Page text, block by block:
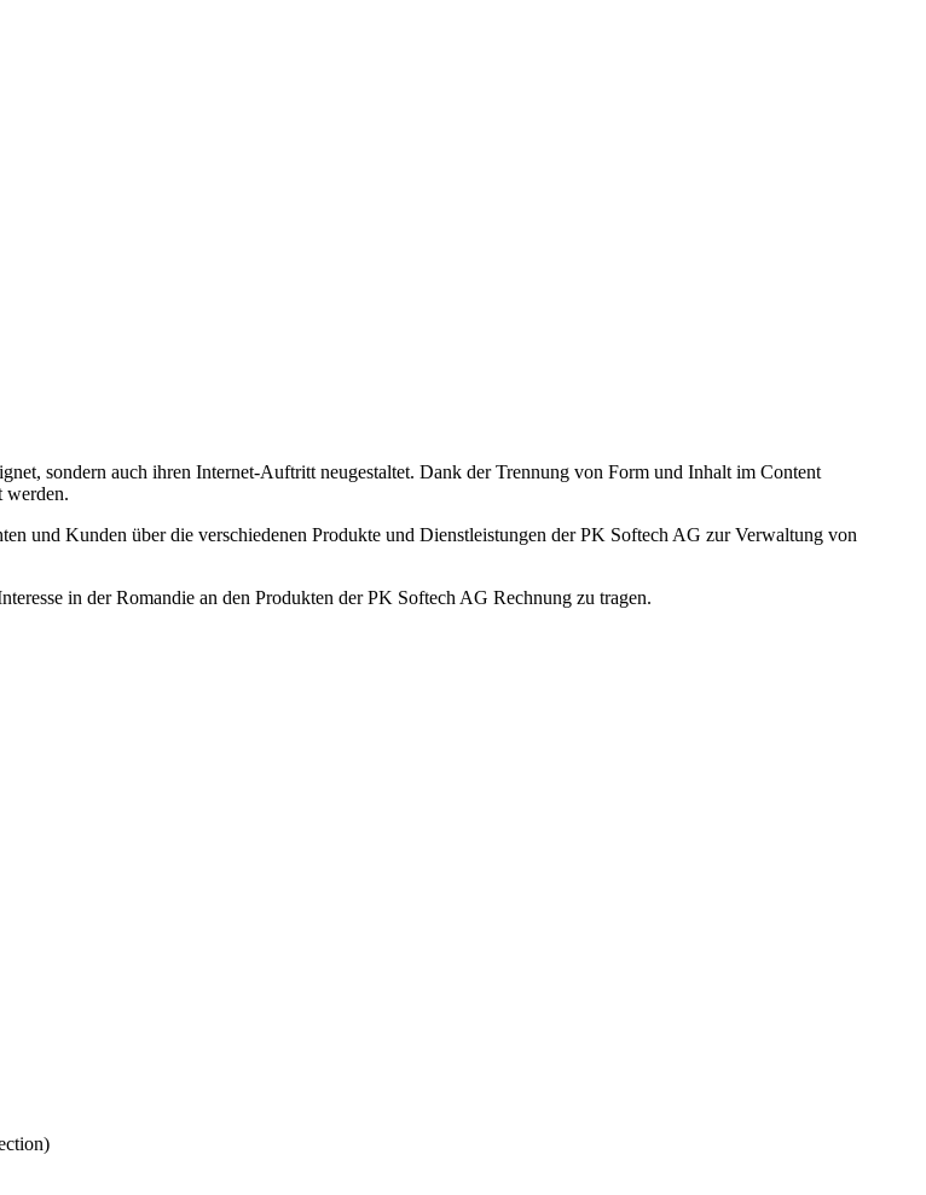
sondern auch ihren Internet-Auftritt neugestaltet. Dank der Trennung von Form und Inhalt im Content
werden.
und Kunden über die verschiedenen Produkte und Dienstleistungen der PK Softech AG zur Verwaltung von
in der Romandie an den Produkten der PK Softech AG Rechnung zu tragen.